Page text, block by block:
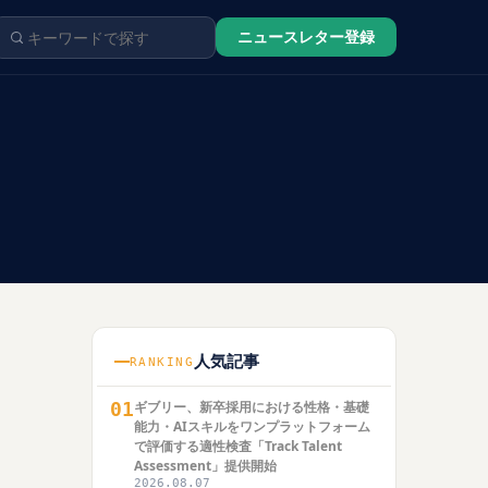
ニュースレター登録
RANKING 人気記事
01ギブリー、新卒採用における性格・基礎
能力・AIスキルをワンプラットフォーム
で評価する適性検査「Track Talent
Assessment」提供開始
2026.08.07